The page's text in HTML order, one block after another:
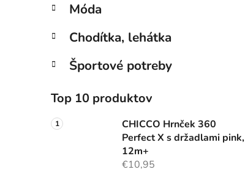
Móda
Chodítka, lehátka
Športové potreby
Top 10 produktov
CHICCO Hrnček 360
Perfect X s držadlami pink,
12m+
€10,95